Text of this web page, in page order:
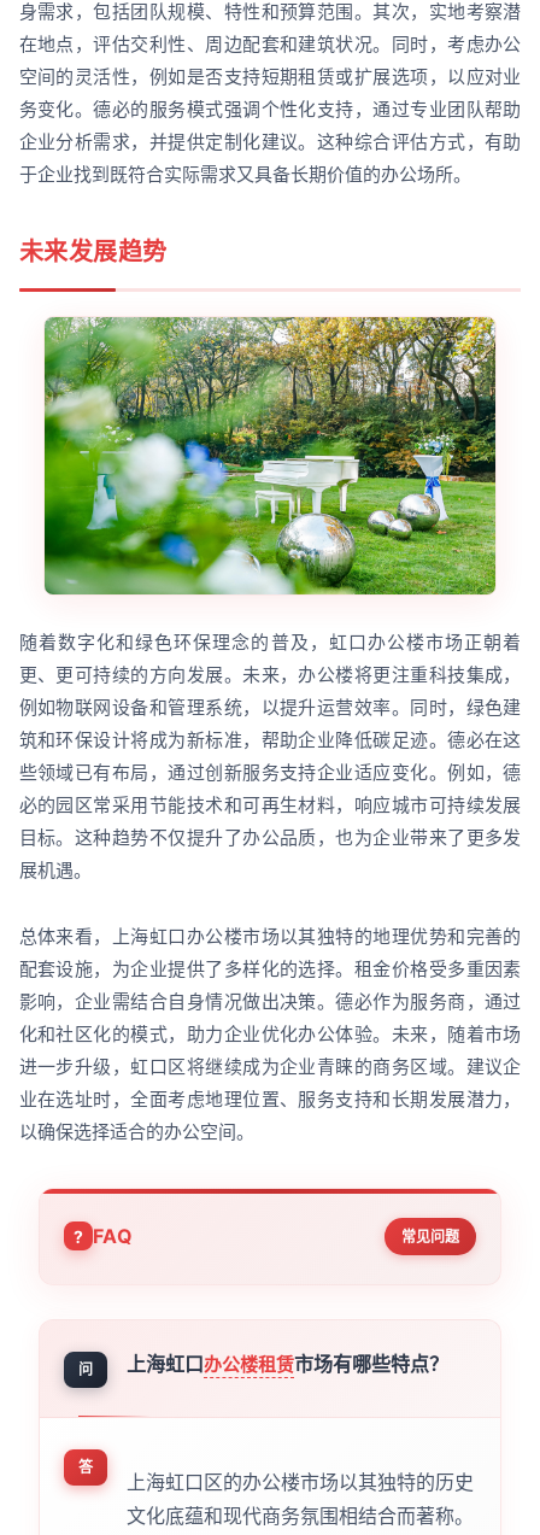
身需求，包括团队规模、特性和预算范围。其次，实地考察潜
在地点，评估交利性、周边配套和建筑状况。同时，考虑办公
空间的灵活性，例如是否支持短期租赁或扩展选项，以应对业
务变化。德必的服务模式强调个性化支持，通过专业团队帮助
企业分析需求，并提供定制化建议。这种综合评估方式，有助
于企业找到既符合实际需求又具备长期价值的办公场所。
未来发展趋势
随着数字化和绿色环保理念的普及，虹口办公楼市场正朝着
更、更可持续的方向发展。未来，办公楼将更注重科技集成，
例如物联网设备和管理系统，以提升运营效率。同时，绿色建
筑和环保设计将成为新标准，帮助企业降低碳足迹。德必在这
些领域已有布局，通过创新服务支持企业适应变化。例如，德
必的园区常采用节能技术和可再生材料，响应城市可持续发展
目标。这种趋势不仅提升了办公品质，也为企业带来了更多发
展机遇。
总体来看，上海虹口办公楼市场以其独特的地理优势和完善的
配套设施，为企业提供了多样化的选择。租金价格受多重因素
影响，企业需结合自身情况做出决策。德必作为服务商，通过
化和社区化的模式，助力企业优化办公体验。未来，随着市场
进一步升级，虹口区将继续成为企业青睐的商务区域。建议企
业在选址时，全面考虑地理位置、服务支持和长期发展潜力，
以确保选择适合的办公空间。
FAQ 常见问题
问 上海虹口办公楼租赁市场有哪些特点？
答
上海虹口区的办公楼市场以其独特的历史
文化底蕴和现代商务氛围相结合而著称。